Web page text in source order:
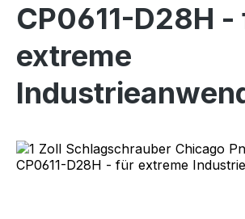
CP0611-D28H
extreme
Bildergalerie überspringen